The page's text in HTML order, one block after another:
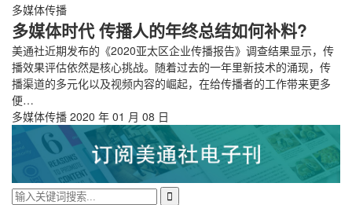
多媒体传播
多媒体时代 传播人的年终总结如何补料?
美通社近期发布的《2020亚太区企业传播报告》调查结果显示，传
播效果评估依然是核心挑战。随着过去的一年里新技术的涌现，传
播渠道的多元化以及视频内容的崛起，在给传播者的工作带来更多
便…
多媒体传播 2020 年 01 月 08 日